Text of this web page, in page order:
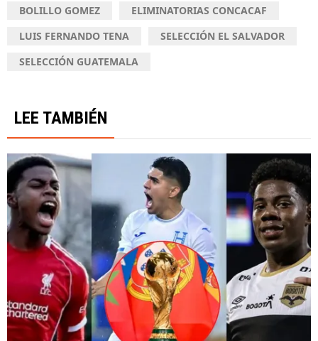
BOLILLO GOMEZ
ELIMINATORIAS CONCACAF
LUIS FERNANDO TENA
SELECCIÓN EL SALVADOR
SELECCIÓN GUATEMALA
LEE TAMBIÉN